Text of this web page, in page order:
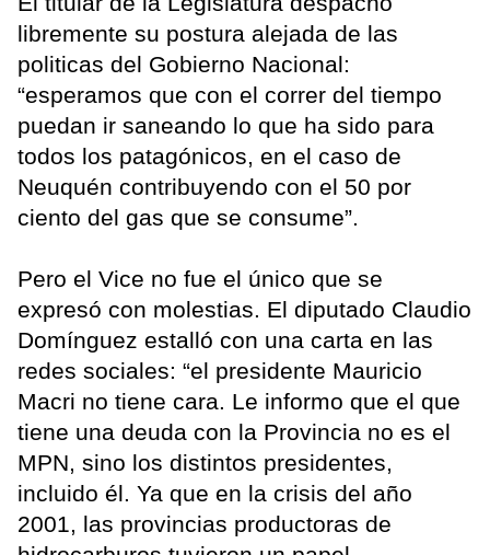
libremente su postura alejada de las
politicas del Gobierno Nacional:
“esperamos que con el correr del tiempo
puedan ir saneando lo que ha sido para
todos los patagónicos, en el caso de
Neuquén contribuyendo con el 50 por
ciento del gas que se consume”.
Pero el Vice no fue el único que se
expresó con molestias. El diputado Claudio
Domínguez estalló con una carta en las
redes sociales: “el presidente Mauricio
Macri no tiene cara. Le informo que el que
tiene una deuda con la Provincia no es el
MPN, sino los distintos presidentes,
incluido él. Ya que en la crisis del año
2001, las provincias productoras de